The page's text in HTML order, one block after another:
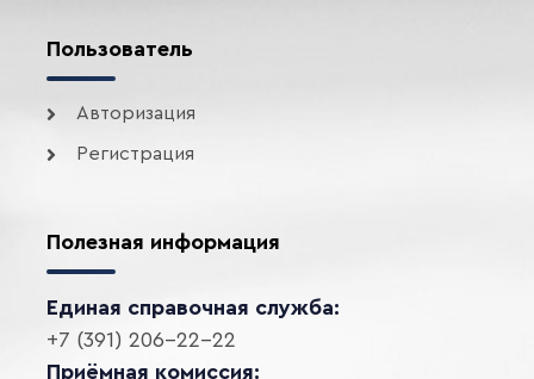
Пользователь
Авторизация
Регистрация
Полезная информация
Единая справочная служба:
+7 (391) 206-22-22
Приёмная комиссия: